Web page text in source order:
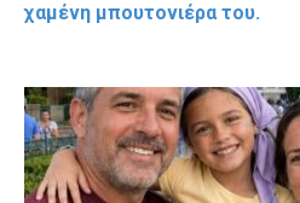
χαμένη μπουτονιέρα του.